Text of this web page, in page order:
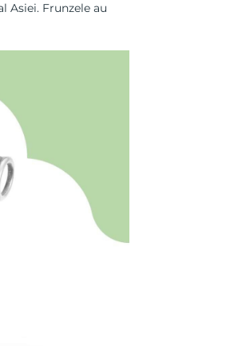
Asiei. Frunzele au